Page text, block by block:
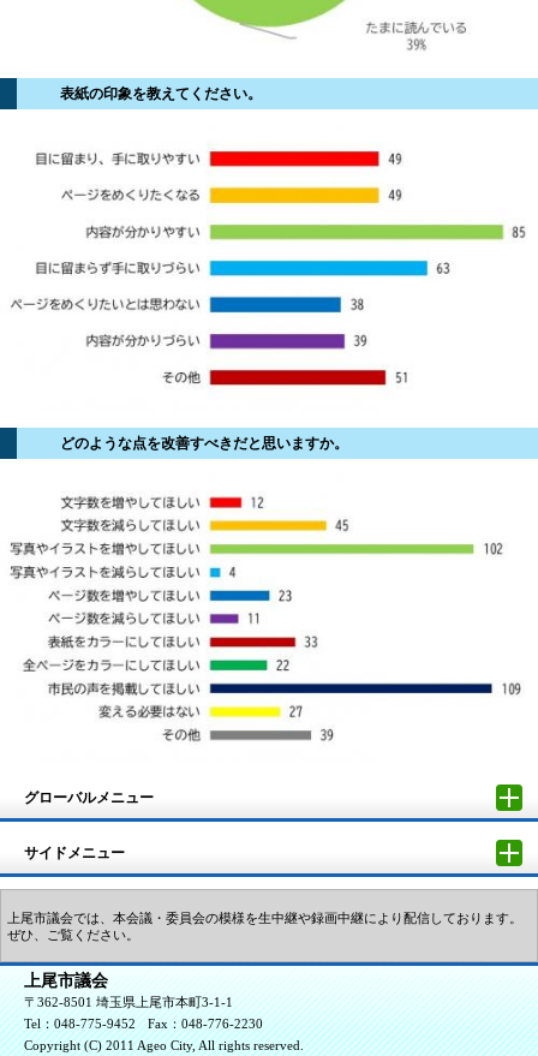
表紙の印象を教えてください。
どのような点を改善すべきだと思いますか。
グローバルメニュー
サイドメニュー
上尾市議会では、本会議・委員会の模様を生中継や録画中継により配信しております。
ぜひ、ご覧ください。
上尾市議会
〒362-8501 埼玉県上尾市本町3-1-1
Tel：048-775-9452
Fax：048-776-2230
Copyright (C) 2011 Ageo City, All rights reserved.